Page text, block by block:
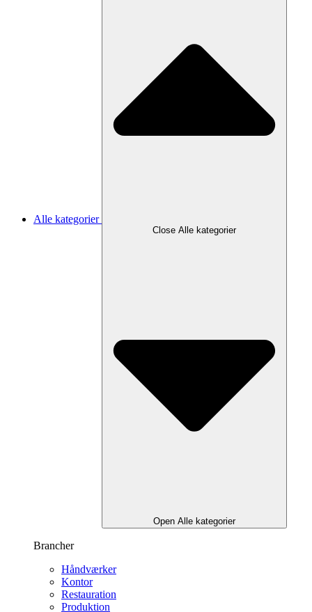
Alle kategorier
Close Alle kategorier
Open Alle kategorier
Brancher
Håndværker
Kontor
Restauration
Produktion